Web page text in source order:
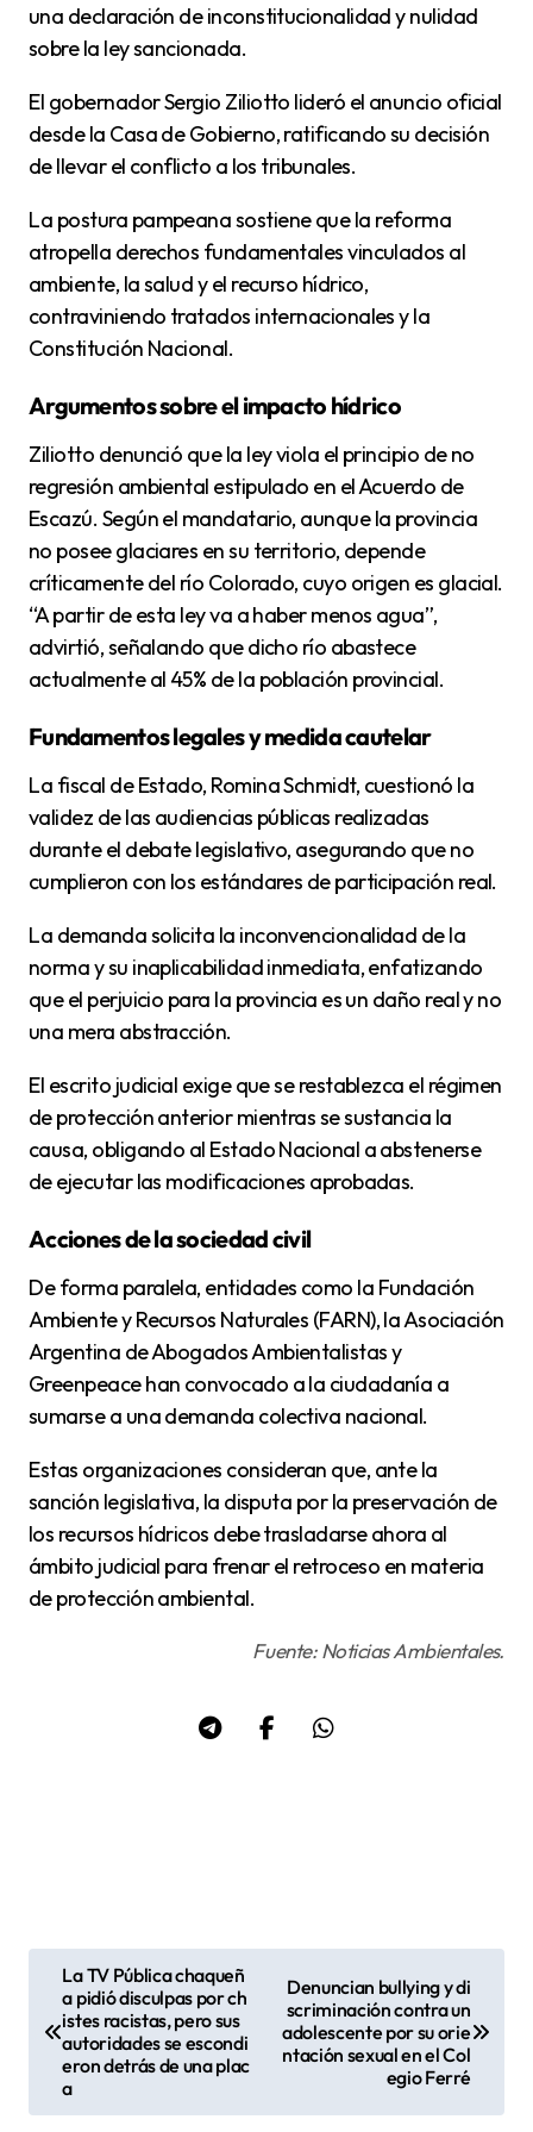
una declaración de inconstitucionalidad y nulidad
sobre la ley sancionada.
El gobernador Sergio Ziliotto lideró el anuncio oficial
desde la Casa de Gobierno, ratificando su decisión
de llevar el conflicto a los tribunales.
La postura pampeana sostiene que la reforma
atropella derechos fundamentales vinculados al
ambiente, la salud y el recurso hídrico,
contraviniendo tratados internacionales y la
Constitución Nacional.
Argumentos sobre el impacto hídrico
Ziliotto denunció que la ley viola el principio de no
regresión ambiental estipulado en el Acuerdo de
Escazú. Según el mandatario, aunque la provincia
no posee glaciares en su territorio, depende
críticamente del río Colorado, cuyo origen es glacial.
“A partir de esta ley va a haber menos agua”,
advirtió, señalando que dicho río abastece
actualmente al 45% de la población provincial.
Fundamentos legales y medida cautelar
La fiscal de Estado, Romina Schmidt, cuestionó la
validez de las audiencias públicas realizadas
durante el debate legislativo, asegurando que no
cumplieron con los estándares de participación real.
La demanda solicita la inconvencionalidad de la
norma y su inaplicabilidad inmediata, enfatizando
que el perjuicio para la provincia es un daño real y no
una mera abstracción.
El escrito judicial exige que se restablezca el régimen
de protección anterior mientras se sustancia la
causa, obligando al Estado Nacional a abstenerse
de ejecutar las modificaciones aprobadas.
Acciones de la sociedad civil
De forma paralela, entidades como la Fundación
Ambiente y Recursos Naturales (FARN), la Asociación
Argentina de Abogados Ambientalistas y
Greenpeace han convocado a la ciudadanía a
sumarse a una demanda colectiva nacional.
Estas organizaciones consideran que, ante la
sanción legislativa, la disputa por la preservación de
los recursos hídricos debe trasladarse ahora al
ámbito judicial para frenar el retroceso en materia
de protección ambiental.
Fuente: Noticias Ambientales.
La TV Pública chaqueñ
a pidió disculpas por ch
istes racistas, pero sus
autoridades se escondi
eron detrás de una plac
a
Denuncian bullying y di
scriminación contra un
adolescente por su orie
ntación sexual en el Col
egio Ferré